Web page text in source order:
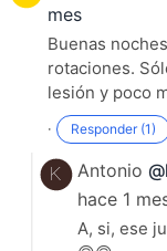
mes
Buenas
rotaciones.
lesión y poco
· Responder (1)
Antonio
hace 1
A, si, ese